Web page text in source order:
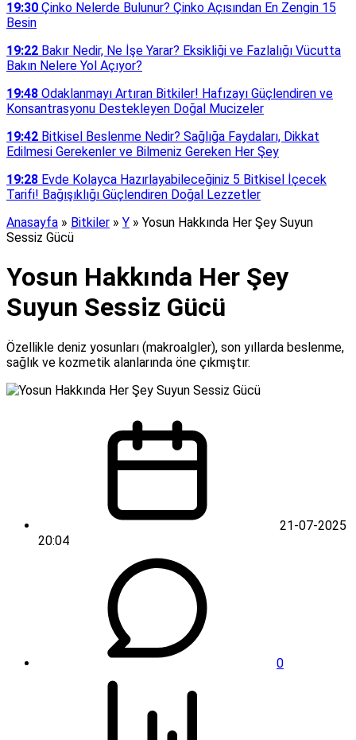
19:30 Çinko Nelerde Bulunur? Çinko Açısından En Zengin 15
Besin
19:22 Bakır Nedir, Ne İşe Yarar? Eksikliği ve Fazlalığı Vücutta
Bakın Nelere Yol Açıyor?
19:48 Odaklanmayı Artıran Bitkiler! Hafızayı Güçlendiren ve
Konsantrasyonu Destekleyen Doğal Mucizeler
19:42 Bitkisel Beslenme Nedir? Sağlığa Faydaları, Dikkat
Edilmesi Gerekenler ve Bilmeniz Gereken Her Şey
19:28 Evde Kolayca Hazırlayabileceğiniz 5 Bitkisel İçecek
Tarifi! Bağışıklığı Güçlendiren Doğal Lezzetler
Anasayfa » Bitkiler » Y » Yosun Hakkında Her Şey Suyun
Sessiz Gücü
Yosun Hakkında Her Şey
Suyun Sessiz Gücü
Özellikle deniz yosunları (makroalgler), son yıllarda beslenme,
sağlık ve kozmetik alanlarında öne çıkmıştır.
21-07-2025
20:04
0